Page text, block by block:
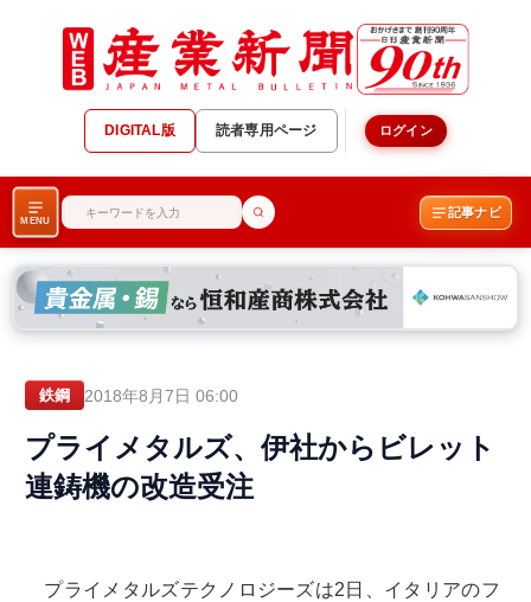
DIGITAL版 読者専用ページ ログイン
MENU
記事ナビ
鉄鋼 2018年8月7日 06:00
プライメタルズ、伊社からビレット
連鋳機の改造受注
プライメタルズテクノロジーズは2日、イタリアのフ